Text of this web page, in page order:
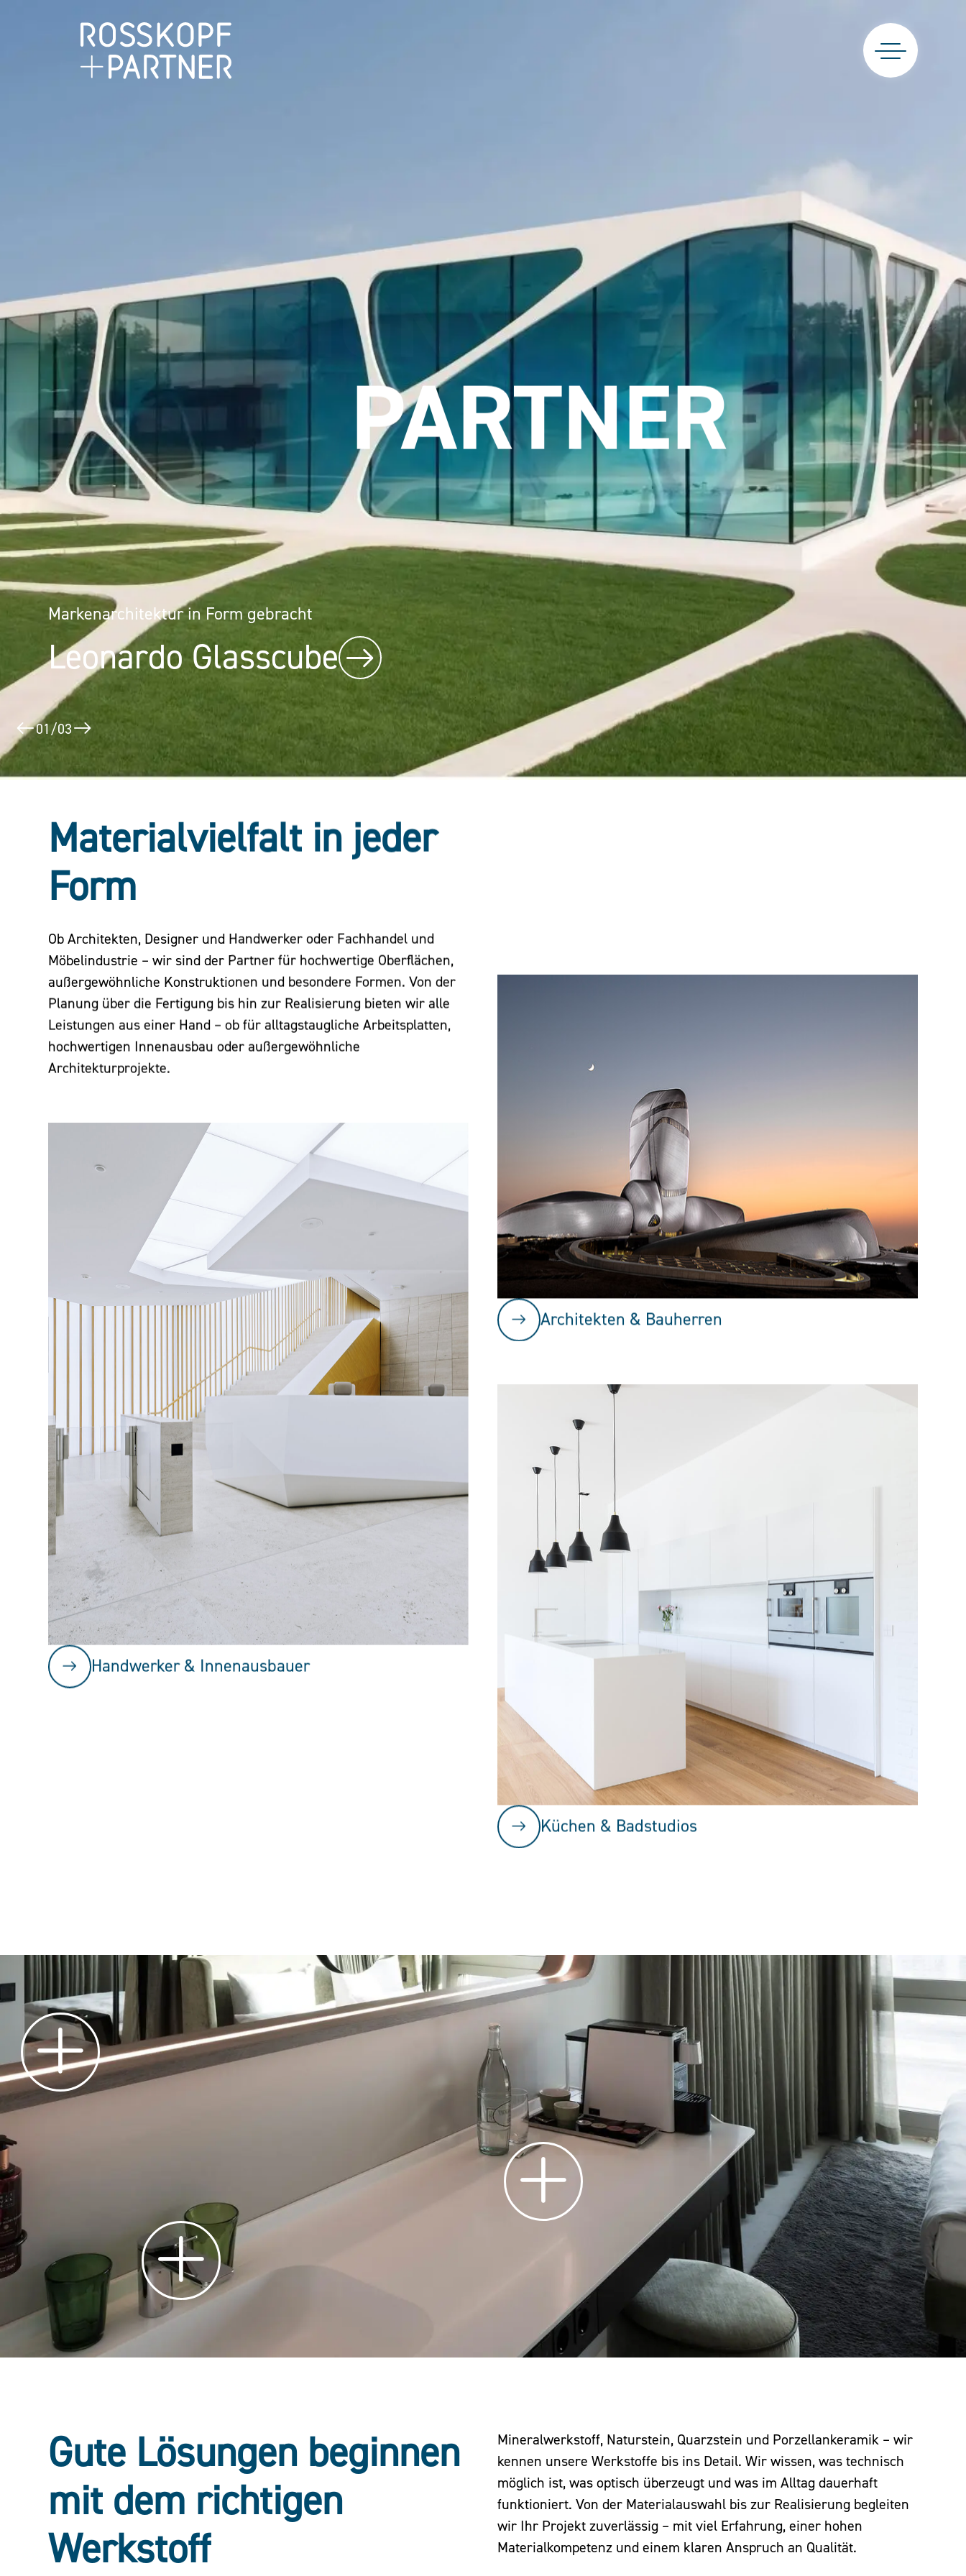
UMSETZUNGS
PARTNER
Markenarchitektur in Form gebracht
Leonardo Glasscube
Architektur als Erlebnis: Mineralwerkstofflösungen im Designhotel
Puerta América
02/03
Materialvielfalt in jeder
Form
Ob Architekten, Designer und Handwerker oder Fachhandel und
Möbelindustrie – wir sind der Partner für hochwertige Oberflächen,
außergewöhnliche Konstruktionen und besondere Formen. Von der
Planung über die Fertigung bis hin zur Realisierung bieten wir alle
Leistungen aus einer Hand – ob für alltagstaugliche Arbeitsplatten,
hochwertigen Innenausbau oder außergewöhnliche
Architekturprojekte.
Handwerker & Innenausbauer
Architekten & Bauherren
Küchen & Badstudios
Gute Lösungen beginnen
mit dem richtigen
Werkstoff
Mineralwerkstoff, Naturstein, Quarzstein und Porzellankeramik – wir
kennen unsere Werkstoffe bis ins Detail. Wir wissen, was technisch
möglich ist, was optisch überzeugt und was im Alltag dauerhaft
funktioniert. Von der Materialauswahl bis zur Realisierung begleiten
wir Ihr Projekt zuverlässig – mit viel Erfahrung, einer hohen
Materialkompetenz und einem klaren Anspruch an Qualität.